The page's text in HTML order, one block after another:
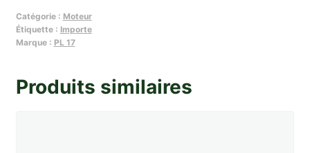
Catégorie : Moteur
Étiquette : Importe
Marque : PL 17
Produits similaires